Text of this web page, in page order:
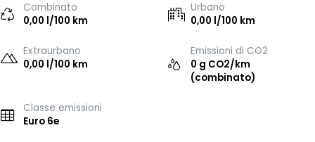
Combinato
0,00 l/100 km
Urbano
0,00 l/100 km
Extraurbano
0,00 l/100 km
Emissioni di CO2
0 g CO2/km
(combinato)
Classe emissioni
Euro 6e